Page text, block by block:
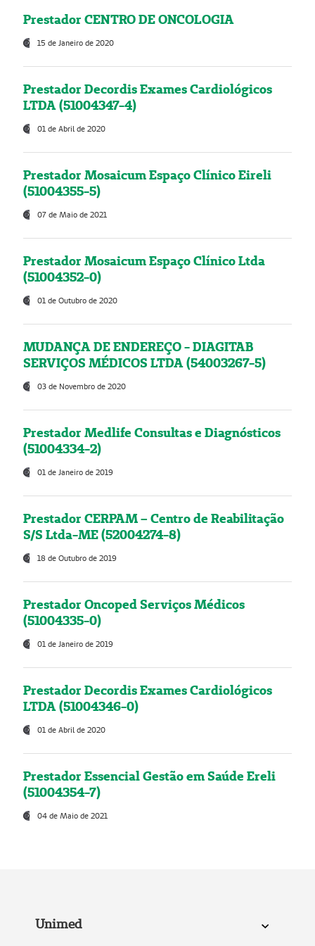
Prestador CENTRO DE ONCOLOGIA
15 de Janeiro de 2020
Prestador Decordis Exames Cardiológicos
LTDA (51004347-4)
01 de Abril de 2020
Prestador Mosaicum Espaço Clínico Eireli
(51004355-5)
07 de Maio de 2021
Prestador Mosaicum Espaço Clínico Ltda
(51004352-0)
01 de Outubro de 2020
MUDANÇA DE ENDEREÇO - DIAGITAB
SERVIÇOS MÉDICOS LTDA (54003267-5)
03 de Novembro de 2020
Prestador Medlife Consultas e Diagnósticos
(51004334-2)
01 de Janeiro de 2019
Prestador CERPAM – Centro de Reabilitação
S/S Ltda-ME (52004274-8)
18 de Outubro de 2019
Prestador Oncoped Serviços Médicos
(51004335-0)
01 de Janeiro de 2019
Prestador Decordis Exames Cardiológicos
LTDA (51004346-0)
01 de Abril de 2020
Prestador Essencial Gestão em Saúde Ereli
(51004354-7)
04 de Maio de 2021
Unimed